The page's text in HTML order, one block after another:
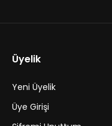
Üyelik
Yeni Üyelik
Üye Girişi